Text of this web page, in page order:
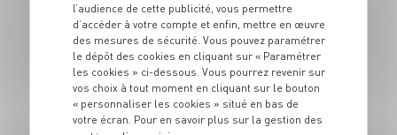
PLAT
Risotto aux carottes
l’audience de cette publicité, vous permettre
d’accéder à votre compte et enfin, mettre en œuvre
des mesures de sécurité. Vous pouvez paramétrer
le dépôt des cookies en cliquant sur « Paramétrer
les cookies » ci-dessous. Vous pourrez revenir sur
vos choix à tout moment en cliquant sur le bouton
« personnaliser les cookies » situé en bas de
votre écran. Pour en savoir plus sur la gestion des